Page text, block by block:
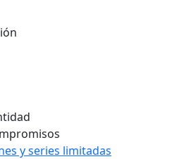
y series limitadas